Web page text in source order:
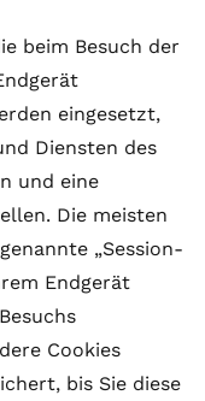
beim Besuch der
eingesetzt,
Diensten des
und eine
Die meisten
„Session-
Endgerät
Cookies
bis Sie diese